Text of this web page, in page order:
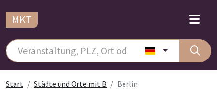
MKT
Start Städte und Orte mit B Berlin